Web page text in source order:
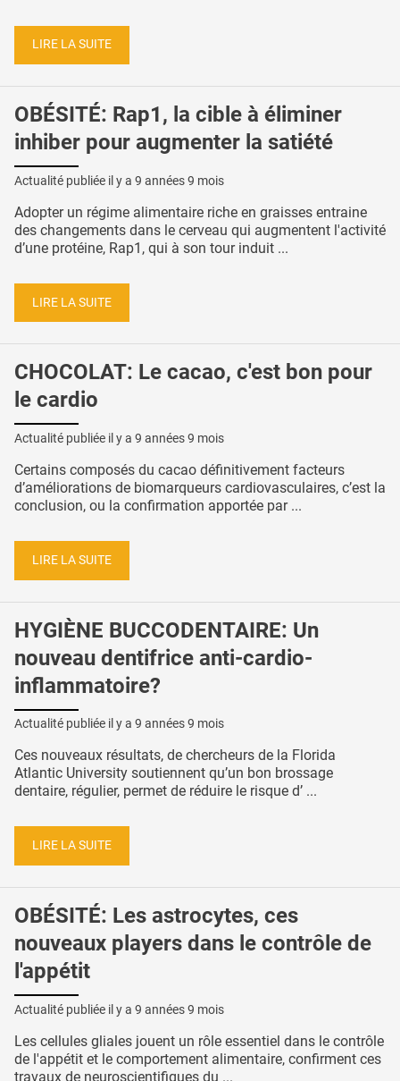
LIRE LA SUITE
OBÉSITÉ: Rap1, la cible à éliminer
inhiber pour augmenter la satiété
Actualité publiée il y a 9 années 9 mois
Adopter un régime alimentaire riche en graisses entraine
des changements dans le cerveau qui augmentent l'activité
d’une protéine, Rap1, qui à son tour induit ...
LIRE LA SUITE
CHOCOLAT: Le cacao, c'est bon pour
le cardio
Actualité publiée il y a 9 années 9 mois
Certains composés du cacao définitivement facteurs
d’améliorations de biomarqueurs cardiovasculaires, c’est la
conclusion, ou la confirmation apportée par ...
LIRE LA SUITE
HYGIÈNE BUCCODENTAIRE: Un
nouveau dentifrice anti-cardio-
inflammatoire?
Actualité publiée il y a 9 années 9 mois
Ces nouveaux résultats, de chercheurs de la Florida
Atlantic University soutiennent qu’un bon brossage
dentaire, régulier, permet de réduire le risque d’ ...
LIRE LA SUITE
OBÉSITÉ: Les astrocytes, ces
nouveaux players dans le contrôle de
l'appétit
Actualité publiée il y a 9 années 9 mois
Les cellules gliales jouent un rôle essentiel dans le contrôle
de l'appétit et le comportement alimentaire, confirment ces
travaux de neuroscientifiques du ...